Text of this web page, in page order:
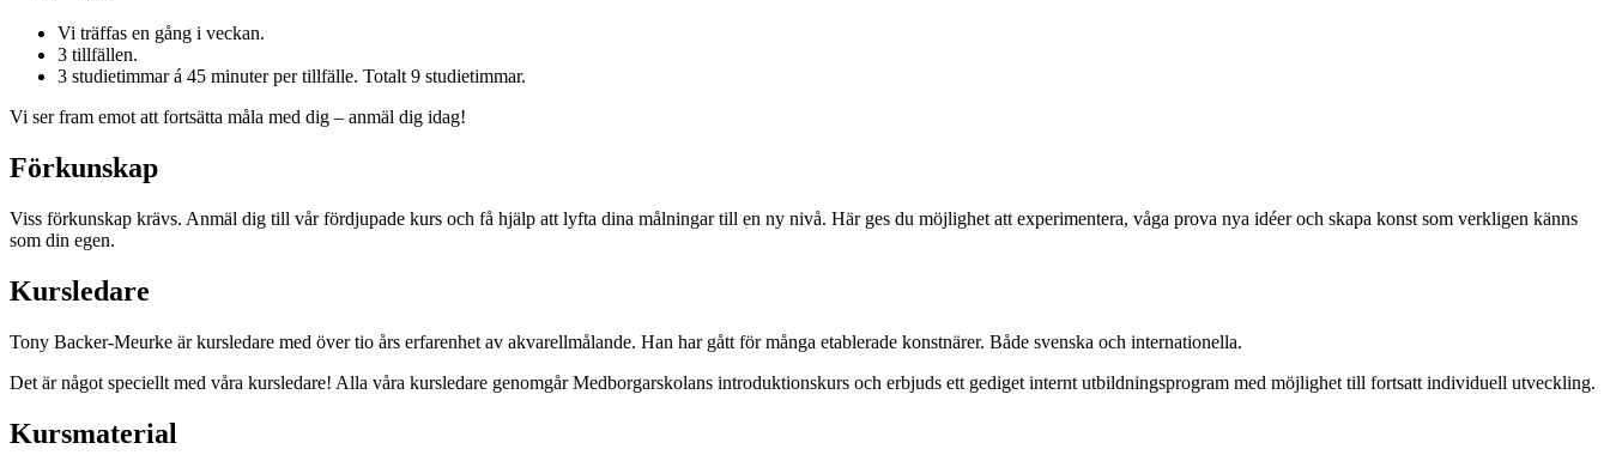
Vi träffas en gång i veckan.
3 tillfällen.
3 studietimmar á 45 minuter per tillfälle. Totalt 9 studietimmar.
Vi ser fram emot att fortsätta måla med dig – anmäl dig idag!
Förkunskap
Viss förkunskap krävs. Anmäl dig till vår fördjupade kurs och få hjälp att lyfta dina målningar till en ny nivå. Här ges du möjlighet att experimentera, våga prova nya idéer och skapa konst som verkligen känns
som din egen.
Kursledare
Tony Backer-Meurke är kursledare med över tio års erfarenhet av akvarellmålande. Han har gått för många etablerade konstnärer. Både svenska och internationella.
Det är något speciellt med våra kursledare! Alla våra kursledare genomgår Medborgarskolans introduktionskurs och erbjuds ett gediget internt utbildningsprogram med möjlighet till fortsatt individuell utveckling.
Kursmaterial